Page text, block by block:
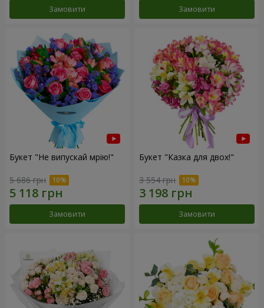
Замовити Замовити
Букет "Не випускай мрію!"
5 686 грн
Замовити
Букет "Казка для двох!"
3 554 грн
Замовити